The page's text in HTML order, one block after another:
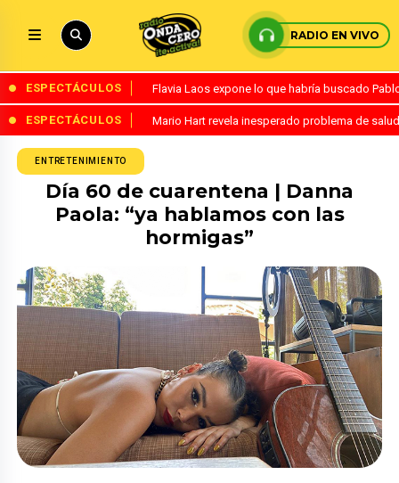
RADIO EN VIVO
ESPECTÁCULOS Flavia Laos expone lo que habría buscado
ESPECTÁCULOS Mario Hart revela inesperado problema de
ENTRETENIMIENTO
Día 60 de cuarentena | Danna
Paola: “ya hablamos con las
hormigas”